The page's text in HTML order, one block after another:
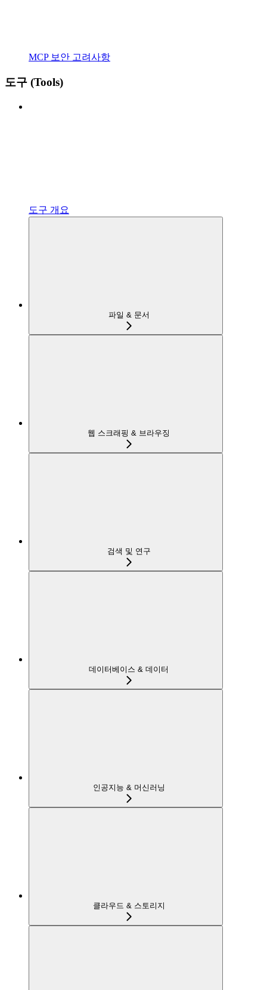
MCP 보안 고려사항
도구 (Tools)
도구 개요
파일 & 문서
웹 스크래핑 & 브라우징
검색 및 연구
데이터베이스 & 데이터
인공지능 & 머신러닝
클라우드 & 스토리지